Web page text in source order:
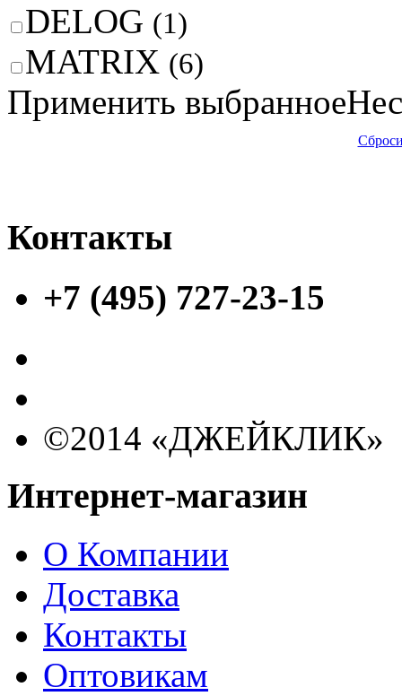
DELOG (1)
MATRIX (6)
Применить выбранное
Контакты
+7 (495) 727-23-15
©2014 «ДЖЕЙКЛИК»
Интернет-магазин
О Компании
Доставка
Контакты
Оптовикам